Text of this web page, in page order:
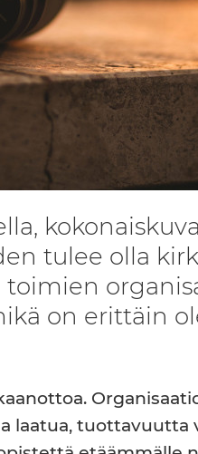
tulee olla
on erittäin
laatua, tuottavuutta